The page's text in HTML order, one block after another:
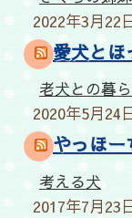
2022年3月22
愛犬とほ
老犬との暮
2020年5月24
やっほー
考える犬
2017年7月23